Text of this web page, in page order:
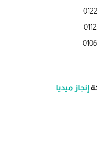
إنجاز ميديا